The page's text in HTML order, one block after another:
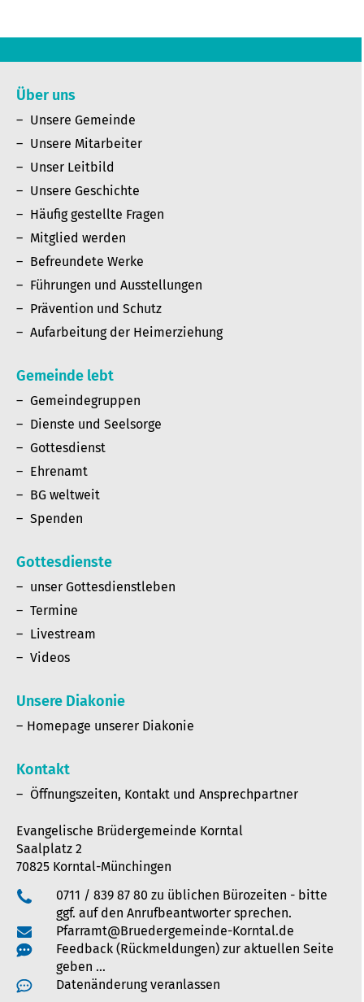
Über uns
Unsere Gemeinde
Unsere Mitarbeiter
Unser Leitbild
Unsere Geschichte
Häufig gestellte Fragen
Mitglied werden
Befreundete Werke
Führungen und Ausstellungen
Prävention und Schutz
Aufarbeitung der Heimerziehung
Gemeinde lebt
Gemeindegruppen
Dienste und Seelsorge
Gottesdienst
Ehrenamt
BG weltweit
Spenden
Gottesdienste
unser Gottesdienstleben
Termine
Livestream
Videos
Unsere Diakonie
Homepage unserer Diakonie
Kontakt
Öffnungszeiten, Kontakt und Ansprechpartner
Evangelische Brüdergemeinde Korntal
Saalplatz 2
70825 Korntal-Münchingen
0711 / 839 87 80 zu üblichen Bürozeiten - bitte
ggf. auf den Anrufbeantworter sprechen.
Pfarramt@Bruedergemeinde-Korntal.de
Feedback (Rückmeldungen) zur aktuellen Seite
geben …
Datenänderung veranlassen